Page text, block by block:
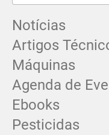
Notícias
Artigos
Máquinas
Agenda de
Ebooks
Pesticidas